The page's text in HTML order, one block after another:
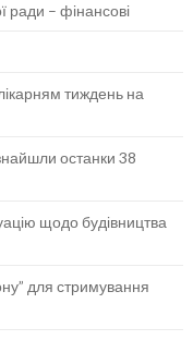
ради – фінансові
тиждень на
останки 38
щодо будівництва
для стримування